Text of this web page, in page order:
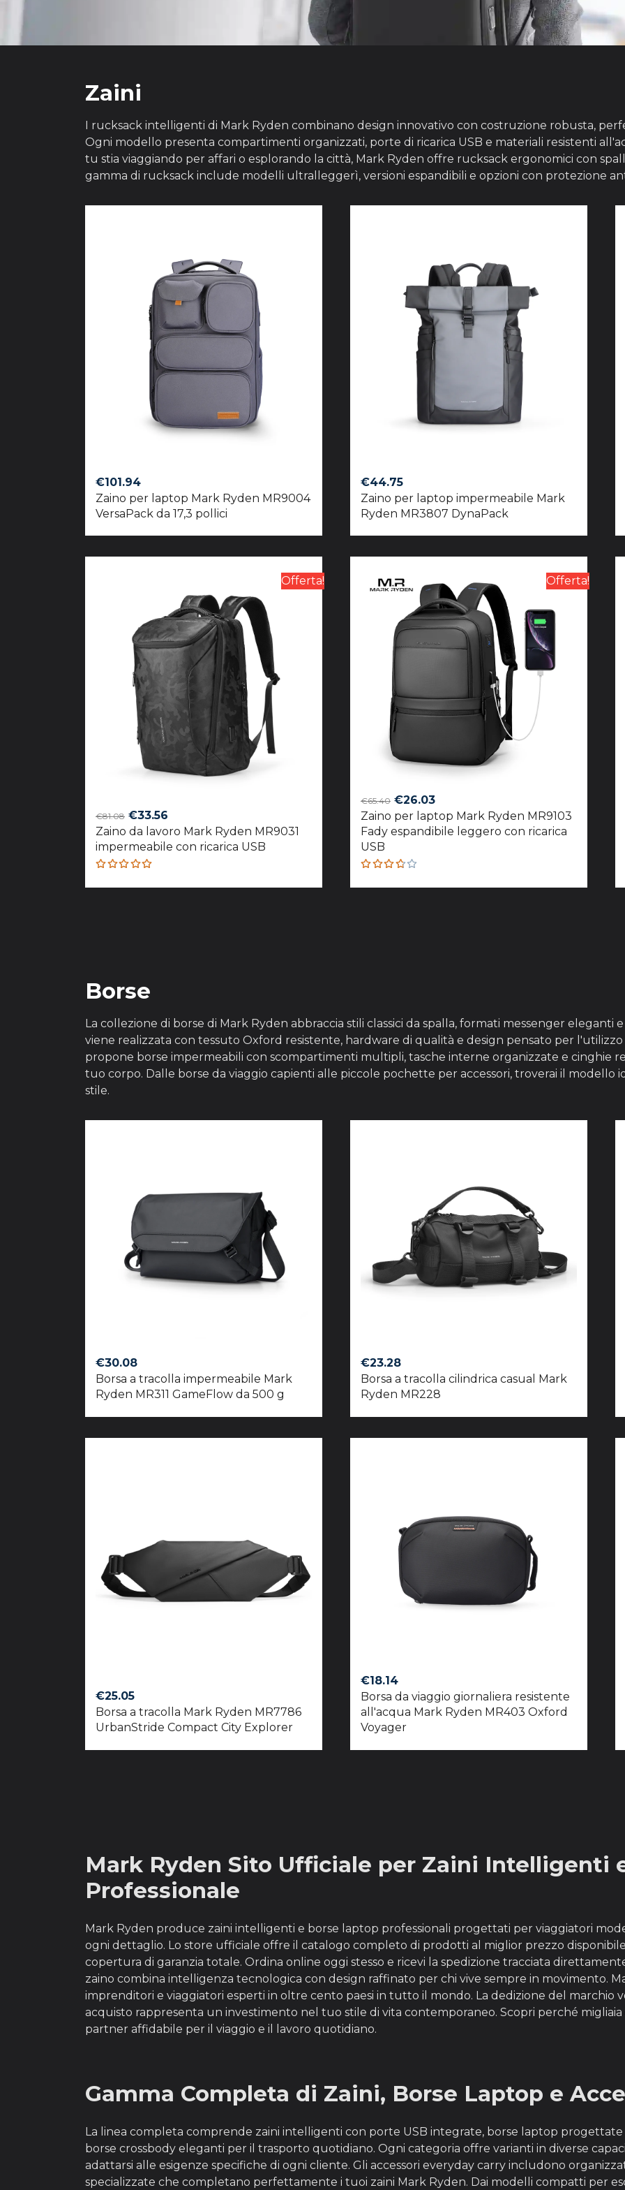
Zaini
I rucksack intelligenti di Mark Ryden combinano design innovativo con costruzione robusta,
Ogni modello presenta compartimenti organizzati, porte di ricarica USB e materiali resistenti
tu stia viaggiando per affari o esplorando la città, Mark Ryden offre rucksack ergonomici con
gamma di rucksack include modelli ultralleggerì, versioni espandibili e opzioni con protezione
€101.94
Zaino per laptop Mark Ryden MR9004
VersaPack da 17,3 pollici
€44.75
Zaino per laptop impermeabile Mark
Ryden MR3807 DynaPack
Offerta!
€81.08 Original
price
was:
€81.08.
€33.56
price
is:
Zaino da lavoro Mark Ryden MR9031
impermeabile con ricarica USB
Rated
Offerta!
€65.40 Original
price
was:
€26.03Current
price
is:
Zaino per laptop Mark Ryden MR9103
Fady espandibile leggero con ricarica
USB
Rated
Borse
La collezione di borse di Mark Ryden abbraccia stili classici da spalla, formati messenger eleganti
viene realizzata con tessuto Oxford resistente, hardware di qualità e design pensato per
propone borse impermeabili con scompartimenti multipli, tasche interne organizzate e cinghie
tuo corpo. Dalle borse da viaggio capienti alle piccole pochette per accessori, troverai il modello
stile.
€30.08
Borsa a tracolla impermeabile Mark
Ryden MR311 GameFlow da 500 g
€23.28
Borsa a tracolla cilindrica casual Mark
Ryden MR228
€25.05
Borsa a tracolla Mark Ryden MR7786
UrbanStride Compact City Explorer
€18.14
Borsa da viaggio giornaliera resistente
all'acqua Mark Ryden MR403 Oxford
Voyager
Mark Ryden Sito Ufficiale per Zaini Intelligenti
Professionale
Mark Ryden produce zaini intelligenti e borse laptop professionali progettati per viaggiatori
ogni dettaglio. Lo store ufficiale offre il catalogo completo di prodotti al miglior prezzo
copertura di garanzia totale. Ordina online oggi stesso e ricevi la spedizione tracciata
zaino combina intelligenza tecnologica con design raffinato per chi vive sempre in movimento.
imprenditori e viaggiatori esperti in oltre cento paesi in tutto il mondo. La dedizione del marchio
acquisto rappresenta un investimento nel tuo stile di vita contemporaneo. Scopri perché
partner affidabile per il viaggio e il lavoro quotidiano.
Gamma Completa di Zaini, Borse Laptop e
La linea completa comprende zaini intelligenti con porte USB integrate, borse laptop
borse crossbody eleganti per il trasporto quotidiano. Ogni categoria offre varianti in diverse
adattarsi alle esigenze specifiche di ogni cliente. Gli accessori everyday carry includono
specializzate che completano perfettamente i tuoi zaini Mark Ryden. Dai modelli compatti per